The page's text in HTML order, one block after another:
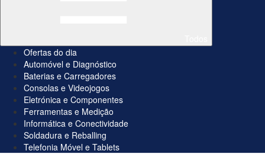
Ofertas do dia
Automóvel e Diagnóstico
Baterias e Carregadores
Consolas e Videojogos
Eletrónica e Componentes
Ferramentas e Medição
Informática e Conectividade
Soldadura e Reballing
Telefonia Móvel e Tablets